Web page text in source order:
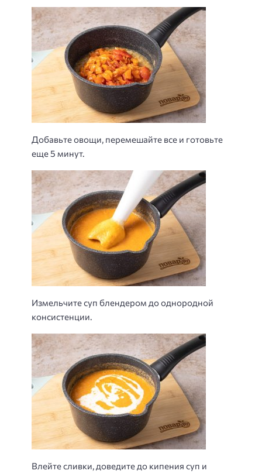
Добавьте овощи, перемешайте все и готовьте
еще 5 минут.
Измельчите суп блендером до однородной
консистенции.
Влейте сливки, доведите до кипения суп и